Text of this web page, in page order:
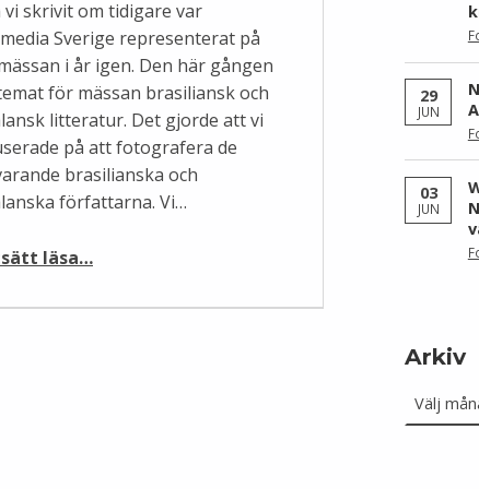
vi skrivit om tidigare var
Sverige representerat på
i år igen. Den här gången
för mässan brasiliansk och
litteratur. Det gjorde att vi
på att fotografera de
brasilianska och
författarna. Vi…
läsa…
29
JUN
03
JUN
Arkiv